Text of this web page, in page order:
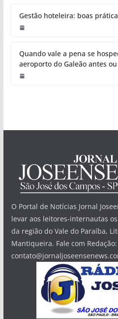
Gestão hoteleira: boas
Quando vale a pena se
aeroporto do Galeão antes
O Portal de Notícias Jornal
levar aos leitores-internautas
da região do Vale do Paraíba,
Mantiqueira. Fale com